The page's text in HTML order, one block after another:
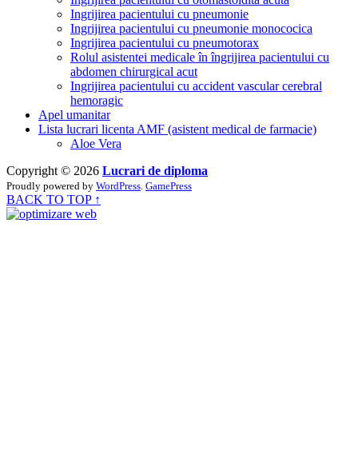
Ingrijirea pacientului cu pneumonie
Ingrijirea pacientului cu pneumonie monococica
Ingrijirea pacientului cu pneumotorax
Rolul asistentei medicale în îngrijirea pacientului cu
abdomen chirurgical acut
Ingrijirea pacientului cu accident vascular cerebral
hemoragic
Apel umanitar
Lista lucrari licenta AMF (asistent medical de farmacie)
Aloe Vera
Copyright © 2026 Lucrari de diploma
Proudly powered by WordPress GamePress
BACK TO TOP ↑